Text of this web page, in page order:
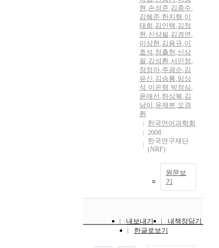
현 ,손성준,김종수,
김혜준,한지형 ,이
태희 ,김인택 ,김정
현 ,신상필 ,김경연 ,
이상현 ,김용규,이
효석 ,정출헌 ,신상
필 ,김성환,서민정 ,
장정아,주광순,김
유신 ,김승룡,임상
석 ,이은령 ,박정심 ,
윤애선 ,하상복,김
남이 ,유제분,오경
환
한국언어과학회
2008
한국연구재단
(NRF)
원문보
기
내보내기
내책장담기
한글로보기